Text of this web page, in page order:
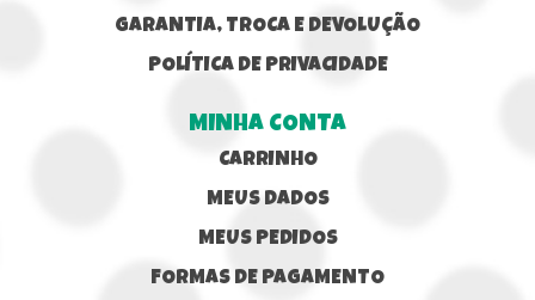
GARANTIA, TROCA E DEVOLUÇÃO
POLÍTICA DE PRIVACIDADE
MINHA CONTA
CARRINHO
MEUS DADOS
MEUS PEDIDOS
FORMAS DE PAGAMENTO